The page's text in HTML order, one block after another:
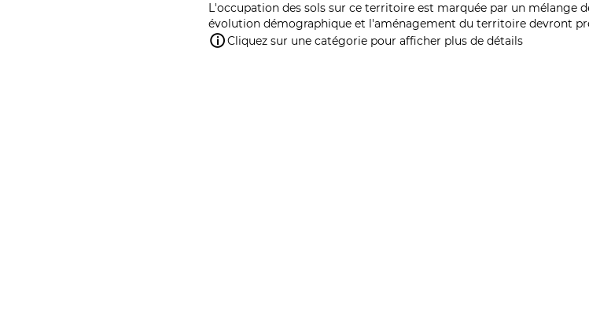
L'occupation des sols sur ce territoire est marquée par un mélange
évolution démographique et l'aménagement du territoire devront
Cliquez sur une catégorie pour afficher plus de détails